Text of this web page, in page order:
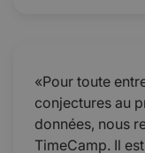
«Pour toute
conjectures au
données, nous
TimeCamp. Il